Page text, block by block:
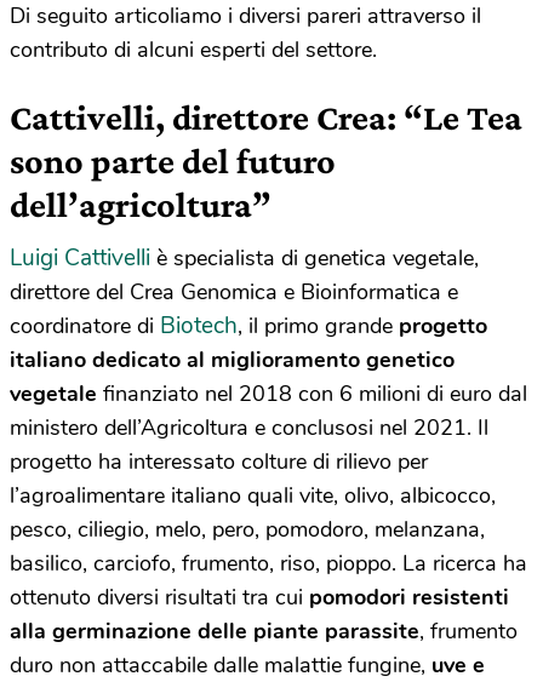
Di seguito articoliamo i diversi pareri attraverso il
contributo di alcuni esperti del settore.
Cattivelli, direttore Crea: “Le Tea
sono parte del futuro
dell’agricoltura”
Luigi Cattivelli è specialista di genetica vegetale,
direttore del Crea Genomica e Bioinformatica e
coordinatore di Biotech, il primo grande progetto
italiano dedicato al miglioramento genetico
vegetale finanziato nel 2018 con 6 milioni di euro dal
ministero dell’Agricoltura e conclusosi nel 2021. Il
progetto ha interessato colture di rilievo per
l’agroalimentare italiano quali vite, olivo, albicocco,
pesco, ciliegio, melo, pero, pomodoro, melanzana,
basilico, carciofo, frumento, riso, pioppo. La ricerca ha
ottenuto diversi risultati tra cui pomodori resistenti
alla germinazione delle piante parassite, frumento
duro non attaccabile dalle malattie fungine, uve e